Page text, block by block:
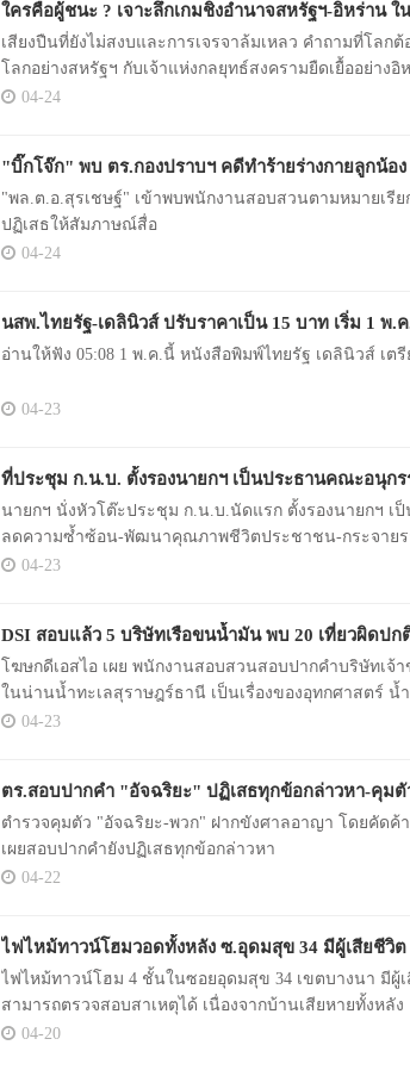
ใครคือผู้ชนะ ? เจาะลึกเกมชิงอำนาจสหรัฐฯ-อิหร่าน
เสียงปืนที่ยังไม่สงบและการเจรจาล้มเหลว คำถามที่โล
โลกอย่างสหรัฐฯ กับเจ้าแห่งกลยุทธ์สงครามยืดเยื้ออย่า
04-24
"บิ๊กโจ๊ก" พบ ตร.กองปราบฯ คดีทำร้ายร่างกายลูกน้อ
"พล.ต.อ.สุรเชษฐ์" เข้าพบพนักงานสอบสวนตามหมายเรี
ปฏิเสธให้สัมภาษณ์สื่อ
04-24
นสพ.ไทยรัฐ-เดลินิวส์ ปรับราคาเป็น 15 บาท เริ่ม 1 พ
อ่านให้ฟัง 05:08 1 พ.ค.นี้ หนังสือพิมพ์ไทยรัฐ เ
04-23
ที่ประชุม ก.น.บ. ตั้งรองนายกฯ เป็นประธานคณะอนุกร
นายกฯ นั่งหัวโต๊ะประชุม ก.น.บ.นัดแรก ตั้งรองนายกฯ
ลดความซ้ำซ้อน-พัฒนาคุณภาพชีวิตประชาชน-กระจายร
04-23
DSI สอบแล้ว 5 บริษัทเรือขนน้ำมัน พบ 20 เที่ยวผิดปก
โฆษกดีเอสไอ เผย พนักงานสอบสวนสอบปากคำบริษัทเจ้
ในน่านน้ำทะเลสุราษฎร์ธานี เป็นเรื่องของอุทกศาสตร์ น้
เที่ยว ผิดปกติ 20 เที่ยว
04-23
ตร.สอบปากคำ "อัจฉริยะ" ปฏิเสธทุกข้อกล่าวหา-คุมตั
ตำรวจคุมตัว "อัจฉริยะ-พวก" ฝากขังศาลอาญา โดยคัด
เผยสอบปากคำยังปฏิเสธทุกข้อกล่าวหา
04-22
ไฟไหม้ทาวน์โฮมวอดทั้งหลัง ซ.อุดมสุข 34 มีผู้เสียชีวิ
ไฟไหม้ทาวน์โฮม 4 ชั้นในซอยอุดมสุข 34 เขตบางนา มีผู้
สามารถตรวจสอบสาเหตุได้ เนื่องจากบ้านเสียหายทั้งหลัง
04-20